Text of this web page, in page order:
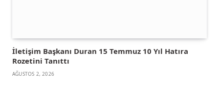
İletişim Başkanı Duran 15 Temmuz 10 Yıl Hatıra
Rozetini Tanıttı
AĞUSTOS 2, 2026